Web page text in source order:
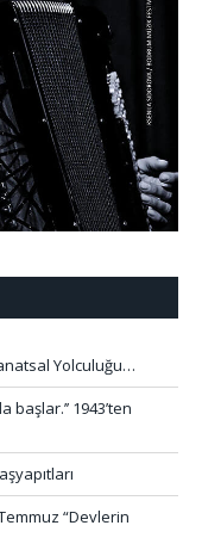
Yolculuğu…
1943’ten
“Devlerin